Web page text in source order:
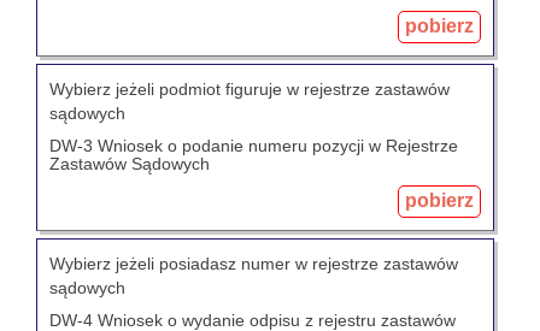
pobierz
Wybierz jeżeli podmiot figuruje w rejestrze zastawów
sądowych
DW-3 Wniosek o podanie numeru pozycji w Rejestrze
Zastawów Sądowych
pobierz
Wybierz jeżeli posiadasz numer w rejestrze zastawów
sądowych
DW-4 Wniosek o wydanie odpisu z rejestru zastawów